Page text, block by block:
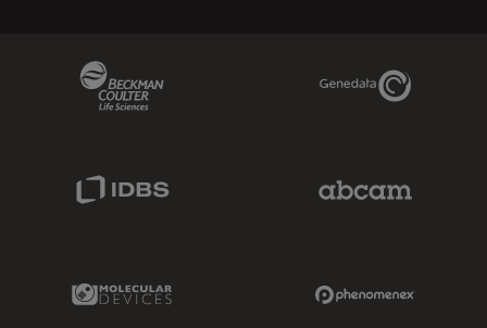
Genedata Link
IDBS Link
Molecular Devices Link